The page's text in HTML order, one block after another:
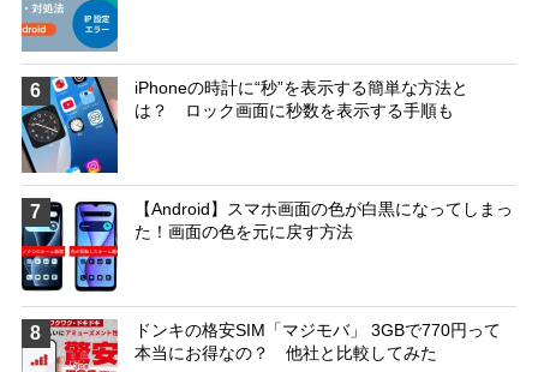
6
iPhoneの時計に“秒”を表示する簡単な方法と
は？ ロック画面に秒数を表示する手順も
7
【Android】スマホ画面の色が白黒になってしまっ
た！画面の色を元に戻す方法
8
ドンキの格安SIM「マジモバ」 3GBで770円って
本当にお得なの？ 他社と比較してみた